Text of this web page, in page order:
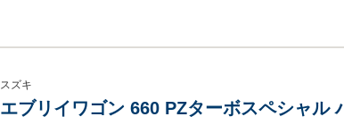
スズキ
エブリイワゴン 660 PZターボスペシャル